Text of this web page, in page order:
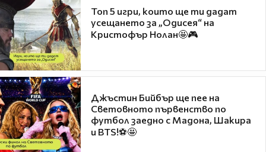
Топ 5 игри, които ще ти дадат
усещането за „Одисея“ на
Кристофър Нолан🤩🎮
Джъстин Бийбър ще пее на
Световното първенство по
футбол заедно с Мадона, Шакира
и BTS!⚽🤩